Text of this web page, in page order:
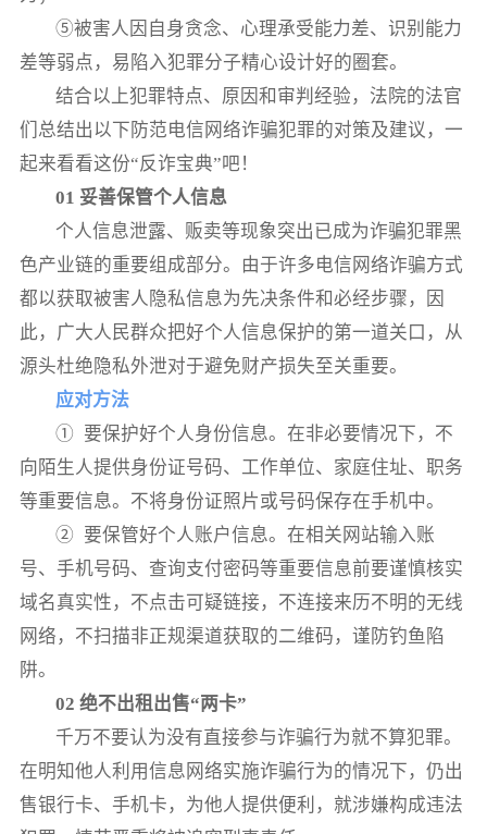
⑤被害人因自身贪念、心理承受能力差、识别能力
差等弱点，易陷入犯罪分子精心设计好的圈套。
结合以上犯罪特点、原因和审判经验，法院的法官
们总结出以下防范电信网络诈骗犯罪的对策及建议，一
起来看看这份“反诈宝典”吧！
01 妥善保管个人信息
个人信息泄露、贩卖等现象突出已成为诈骗犯罪黑
色产业链的重要组成部分。由于许多电信网络诈骗方式
都以获取被害人隐私信息为先决条件和必经步骤，因
此，广大人民群众把好个人信息保护的第一道关口，从
源头杜绝隐私外泄对于避免财产损失至关重要。
应对方法
① 要保护好个人身份信息。在非必要情况下，不
向陌生人提供身份证号码、工作单位、家庭住址、职务
等重要信息。不将身份证照片或号码保存在手机中。
② 要保管好个人账户信息。在相关网站输入账
号、手机号码、查询支付密码等重要信息前要谨慎核实
域名真实性，不点击可疑链接，不连接来历不明的无线
网络，不扫描非正规渠道获取的二维码，谨防钓鱼陷
阱。
02 绝不出租出售“两卡”
千万不要认为没有直接参与诈骗行为就不算犯罪。
在明知他人利用信息网络实施诈骗行为的情况下，仍出
售银行卡、手机卡，为他人提供便利，就涉嫌构成违法